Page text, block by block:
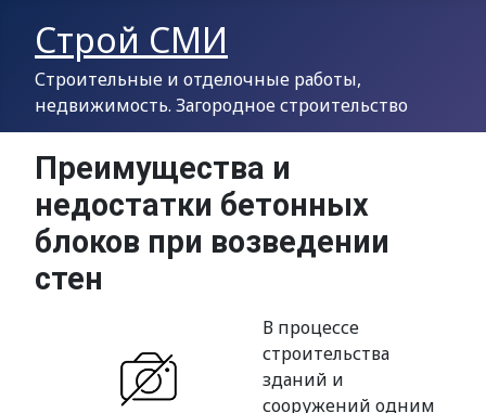
Строй СМИ
Строительные и отделочные работы,
недвижимость. Загородное строительство
Преимущества и
недостатки бетонных
блоков при возведении
стен
В процессе
строительства
зданий и
сооружений одним